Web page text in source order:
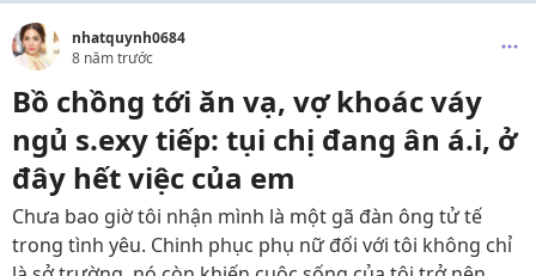
nhatquynh0684
8 năm trước
Bồ chồng tới ăn vạ, vợ khoác váy
ngủ s.exy tiếp: tụi chị đang ân á.i, ở
đây hết việc của em
Chưa bao giờ tôi nhận mình là một gã đàn ông tử tế
trong tình yêu. Chinh phục phụ nữ đối với tôi không chỉ